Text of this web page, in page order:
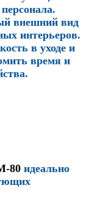
внешний вид
интерьеров.
в уходе и
время и
80 идеально